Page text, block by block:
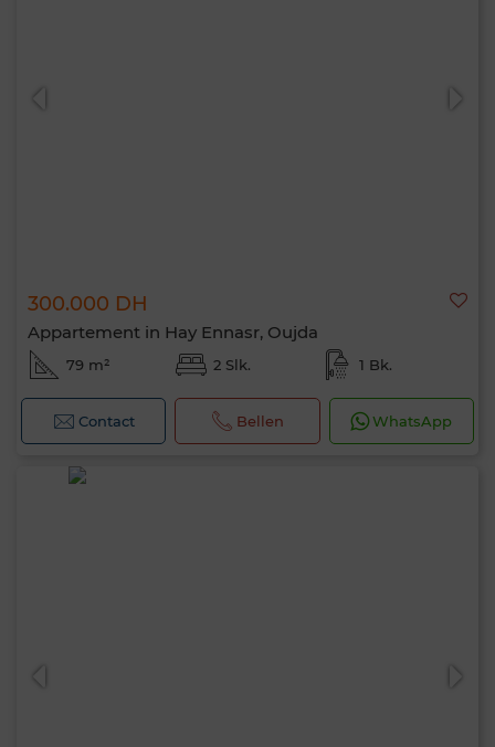
300.000 DH
Appartement in Hay Ennasr, Oujda
79 m² 2 Slk. 1 Bk.
Contact Bellen WhatsApp